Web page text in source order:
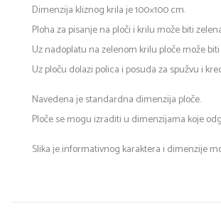
Dimenzija kliznog krila je 100×100 cm.
Ploha za pisanje na ploči i krilu može biti
Uz nadoplatu na zelenom krilu ploče može
Uz ploču dolazi polica i posuda za spužvu i
Navedena je standardna dimenzija ploče.
Ploče se mogu izraditi u dimenzijama koje
Slika je informativnog karaktera i dimenzije